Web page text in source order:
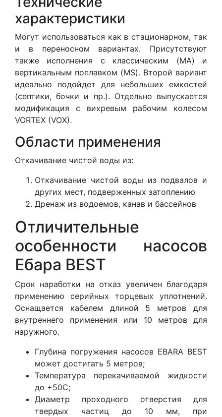
характеристики
Могут использоваться как в стационарном, так
и в переносном вариантах. Присутствуют
также исполнения с классическим (MA) и
вертикальным поплавком (MS). Второй вариант
идеально подойдет для небольших емкостей
(септики, бочки и пр.). Отдельно выпускается
модификация с вихревым рабочим колесом
VORTEX (VOX).
Области применения
Откачивание чистой воды из:
Откачивание чистой воды из подвалов и
других мест, подверженных затоплению
Дренаж из водоемов, канав и бассейнов
Отличительные
особенности насосов
Ебара BEST
Срок наработки на отказ увеличен благодаря
применению серийных торцевых уплотнений.
Оснащается кабелем длиной 5 метров для
внутреннего применения или 10 метров для
наружного.
Глубина погружения насосов EBARA BEST
может достигать 5 метров;
Температура перекачиваемой жидкости
до +50С;
Диаметр проходного отверстия для
твердых частиц до 10 мм, при